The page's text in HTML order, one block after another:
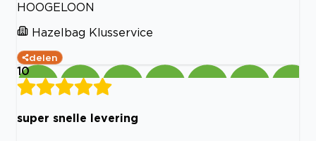
HOOGELOON
Hazelbag Klusservice
delen
10
super snelle levering